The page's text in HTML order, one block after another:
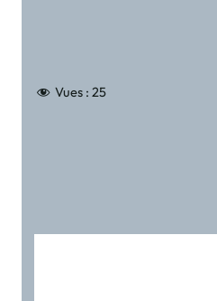
Vues : 25